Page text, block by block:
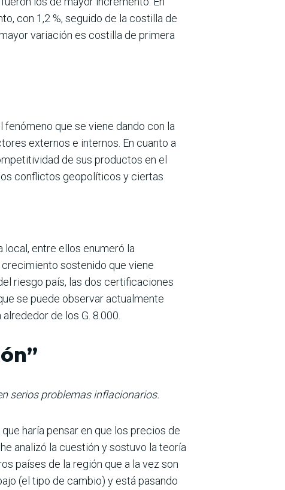
con 1,2 %, seguido de la costilla de
variación es costilla de primera
que se viene dando con la
externos e inter­nos. En cuanto a
de sus productos en el
conflictos geopolíticos y ciertas
local, entre ellos enu­meró la
sostenido que viene
riesgo país, las dos certificaciones
se puede observar actualmente
de los G. 8.000.
serios problemas inflacionarios.
haría pensar en que los precios de
analizó la cuestión y sostuvo la teoría
países de la región que a la vez son
(el tipo de cambio) y está pasando